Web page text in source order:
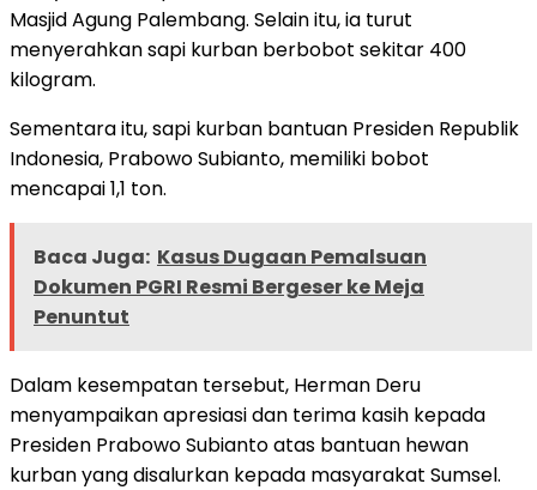
Masjid Agung Palembang. Selain itu, ia turut
menyerahkan sapi kurban berbobot sekitar 400
kilogram.
Sementara itu, sapi kurban bantuan Presiden Republik
Indonesia, Prabowo Subianto, memiliki bobot
mencapai 1,1 ton.
Baca Juga: Kasus Dugaan Pemalsuan
Dokumen PGRI Resmi Bergeser ke Meja
Penuntut
Dalam kesempatan tersebut, Herman Deru
menyampaikan apresiasi dan terima kasih kepada
Presiden Prabowo Subianto atas bantuan hewan
kurban yang disalurkan kepada masyarakat Sumsel.